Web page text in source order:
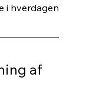
i hverdagen
af